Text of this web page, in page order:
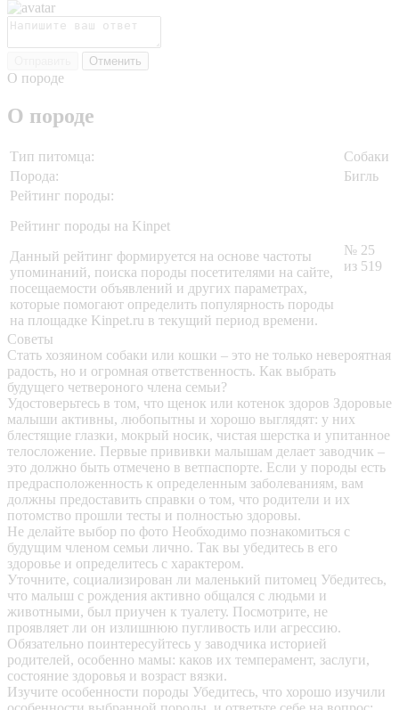
Отменить
О породе
О породе
Тип питомца:
Собаки
Порода:
Бигль
Рейтинг породы:
Рейтинг породы на Kinpet
Данный рейтинг формируется на основе частоты
упоминаний, поиска породы посетителями на сайте,
посещаемости объявлений и других параметрах,
которые помогают определить популярность породы
на площадке Kinpet.ru в текущий период времени.
№ 25
из 519
Советы
Стать хозяином собаки или кошки – это не только невероятная
радость, но и огромная ответственность. Как выбрать
будущего четвероного члена семьи?
Удостоверьтесь в том, что щенок или котенок здоров Здоровые
малыши активны, любопытны и хорошо выглядят: у них
блестящие глазки, мокрый носик, чистая шерстка и упитанное
телосложение. Первые прививки малышам делает заводчик –
это должно быть отмечено в ветпаспорте. Если у породы есть
предрасположенность к определенным заболеваниям, вам
должны предоставить справки о том, что родители и их
потомство прошли тесты и полностью здоровы.
Не делайте выбор по фото Необходимо познакомиться с
будущим членом семьи лично. Так вы убедитесь в его
здоровье и определитесь с характером.
Уточните, социализирован ли маленький питомец Убедитесь,
что малыш с рождения активно общался с людьми и
животными, был приучен к туалету. Посмотрите, не
проявляет ли он излишнюю пугливость или агрессию.
Обязательно поинтересуйтесь у заводчика историей
родителей, особенно мамы: каков их темперамент, заслуги,
состояние здоровья и возраст вязки.
Изучите особенности породы Убедитесь, что хорошо изучили